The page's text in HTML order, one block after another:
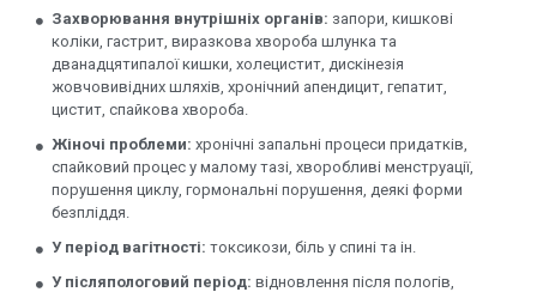
Захворювання внутрішніх органів: запори, кишкові
коліки, гастрит, виразкова хвороба шлунка та
дванадцятипалої кишки, холецистит, дискінезія
жовчовивідних шляхів, хронічний апендицит, гепатит,
цистит, спайкова хвороба.
Жіночі проблеми: хронічні запальні процеси придатків,
спайковий процес у малому тазі, хворобливі менструації,
порушення циклу, гормональні порушення, деякі форми
безпліддя.
У період вагітності: токсикози, біль у спині та ін.
У післяпологовий період: відновлення після пологів,